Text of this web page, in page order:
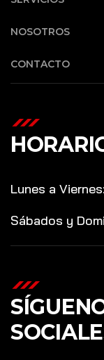
NOSOTROS
CONTACTO
Lunes a
Sábados y